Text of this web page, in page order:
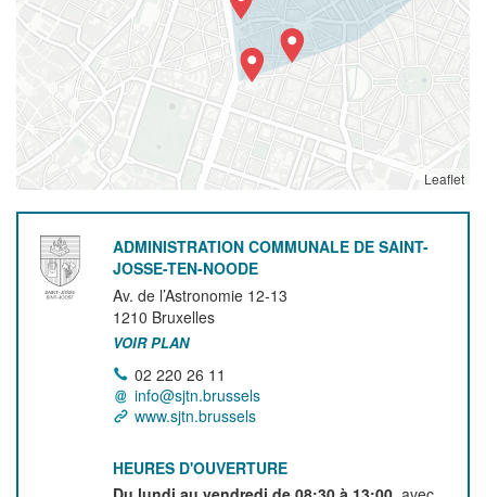
Leaflet
ADMINISTRATION COMMUNALE DE SAINT-
JOSSE-TEN-NOODE
Av. de l’Astronomie 12-13
1210 Bruxelles
VOIR PLAN
02 220 26 11
info@sjtn.brussels
www.sjtn.brussels
HEURES D'OUVERTURE